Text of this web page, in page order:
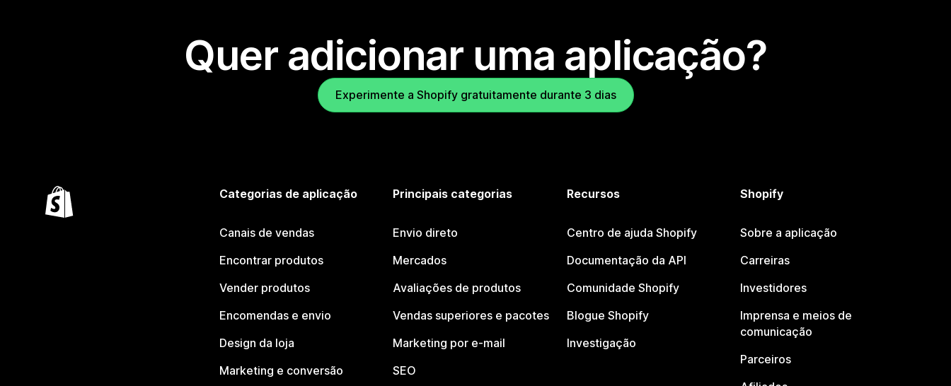
Quer adicionar uma aplicação?
Experimente a Shopify gratuitamente durante 3 dias
Categorias de aplicação
Canais de vendas
Encontrar produtos
Vender produtos
Encomendas e envio
Design da loja
Marketing e conversão
Principais categorias
Envio direto
Mercados
Avaliações de produtos
Vendas superiores e pacotes
Marketing por e-mail
SEO
Recursos
Centro de ajuda Shopify
Documentação da API
Comunidade Shopify
Blogue Shopify
Investigação
Shopify
Sobre a aplicação
Carreiras
Investidores
Imprensa e meios de
comunicação
Parceiros